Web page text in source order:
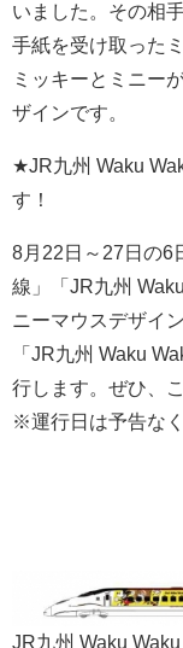
いました。その相
手紙を受け取った
ミッキーとミニー
ザインです。
★JR九州 Waku
す！
8月22日～27日の6
線」「JR九州
ニーマウスデザイ
「JR九州 Waku
行します。ぜひ、
※運行日は予告な
JR九州 Waku